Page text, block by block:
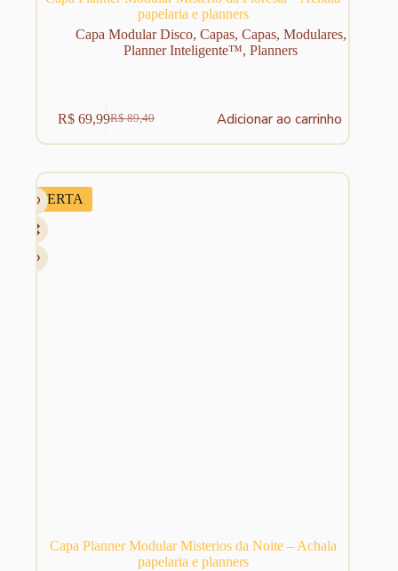
papelaria e planners
Capa Modular Disco, Capas, Capas, Modulares,
Planner Inteligente™,Planners
R$89,40
O
preço
era:
R$ 69,99O
preço
é:
Adicionar ao carrinho
OFERTA
Capa Planner Modular Misterios da Noite – Achala
papelaria e planners